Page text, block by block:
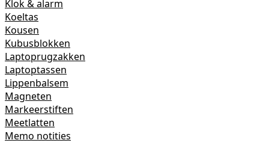
Klok & alarm
Koeltas
Kousen
Kubusblokken
Laptoprugzakken
Laptoptassen
Lippenbalsem
Magneten
Markeerstiften
Meetlatten
Memo notities